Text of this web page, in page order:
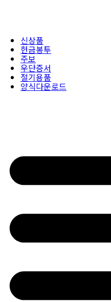
신상품
헌금봉투
주보
우단증서
절기용품
양식다운로드